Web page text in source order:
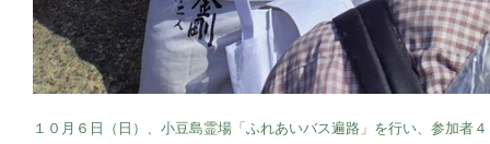
１０月６日（日）、小豆島霊場「ふれあいバス遍路」を行い、参加者